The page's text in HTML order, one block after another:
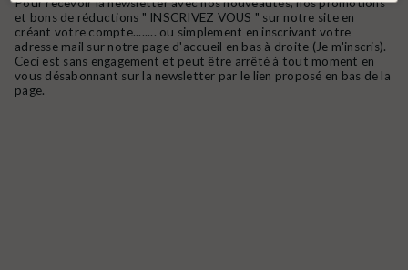
et bons de réductions " INSCRIVEZ VOUS " sur notre site en
créant votre compte........ ou simplement en inscrivant votre
adresse mail sur notre page d'accueil en bas à droite (Je m'inscris).
Ceci est sans engagement et peut être arrêté à tout moment en
vous désabonnant sur la newsletter par le lien proposé en bas de la
page.